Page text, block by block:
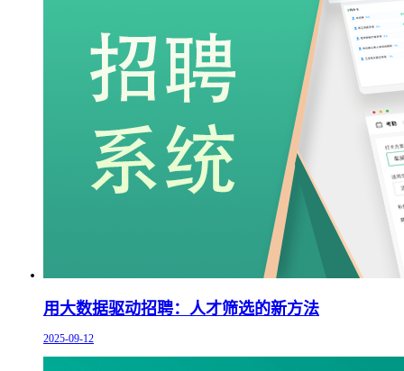
用大数据驱动招聘：人才筛选的新方法
2025-09-12